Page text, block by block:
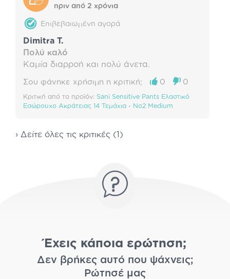
πριν από 2 χρόνια
Επιβεβαιωμένη αγορά
Dimitra T.
Πολύ καλό
Καμία διαρροή και πολύ άνετα.
Σου φάνηκε χρήσιμη η κριτική; 0 0
Κριτική από το προϊόν: Sani Sensitive Pants Ελαστικό
Εσώρουχο Ακράτειας 14 Τεμάχια - No2 Medium
› Δείτε όλες τις κριτικές (1)
Έχεις κάποια ερώτηση;
Δεν βρήκες αυτό που ψάχνεις;
Ρώτησέ μας